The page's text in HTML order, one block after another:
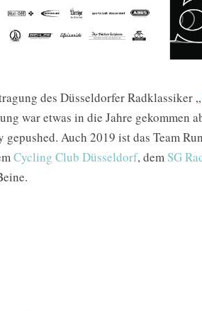
des Düsseldorfer Radklassiker „
war etwas in die Jahre gekommen
Auch 2019 ist das Team
Cycling Club Düsseldorf, dem SG